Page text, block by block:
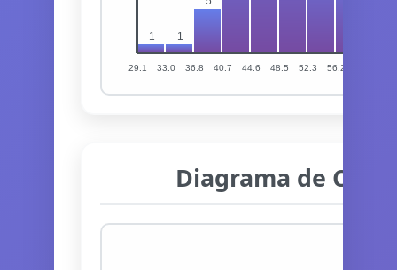
Diagrama de Caja